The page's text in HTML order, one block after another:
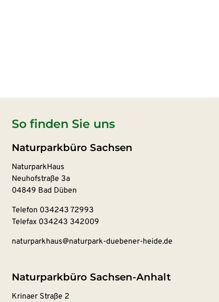
So finden Sie uns
Naturparkbüro Sachsen
NaturparkHaus
Neuhofstraße 3a
04849 Bad Düben
Telefon 034243 72993
Telefax 034243 342009
naturparkhaus@naturpark-duebener-heide.de
Naturparkbüro Sachsen-Anhalt
Krinaer Straße 2